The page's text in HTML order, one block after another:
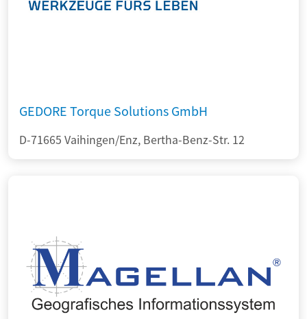
GEDORE Torque Solutions GmbH
D-71665 Vaihingen/Enz, Bertha-Benz-Str. 12